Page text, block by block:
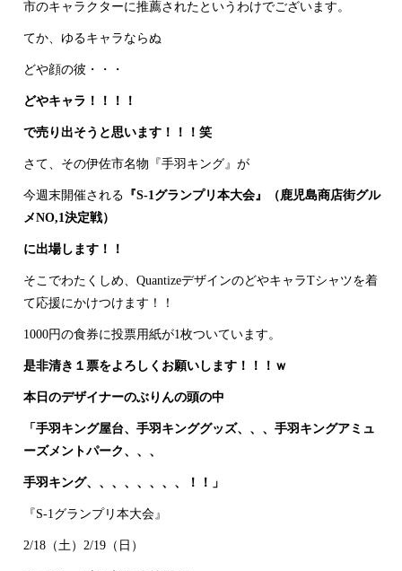
市のキャラクターに推薦されたというわけでございます。
てか、ゆるキャラならぬ
どや顔の彼・・・
どやキャラ！！！！
で売り出そうと思います！！！笑
さて、その伊佐市名物『手羽キング』が
今週末開催される 『S-1グランプリ本大会』（鹿児島商店街グル
メNO,1決定戦）
に出場します！！
そこでわたくしめ、QuantizeデザインのどやキャラTシャツを着
て応援にかけつけます！！
1000円の食券に投票用紙が1枚ついています。
是非清き１票をよろしくお願いします！！！ｗ
本日のデザイナーのぶりんの頭の中
「手羽キング屋台、手羽キンググッズ、、、手羽キングアミュ
ーズメントパーク、、、
手羽キング、、、、、、、、！！」
『S-1グランプリ本大会』
2/18（土）2/19（日）